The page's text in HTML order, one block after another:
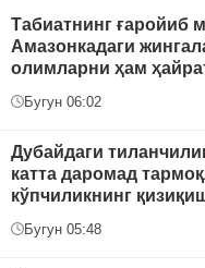
Табиатнинг ғаройиб
Амазонкадаги
олимларни ҳам
Бугун 06:02
Дубайдаги
катта даромад
кўпчиликнинг
Бугун 05:48